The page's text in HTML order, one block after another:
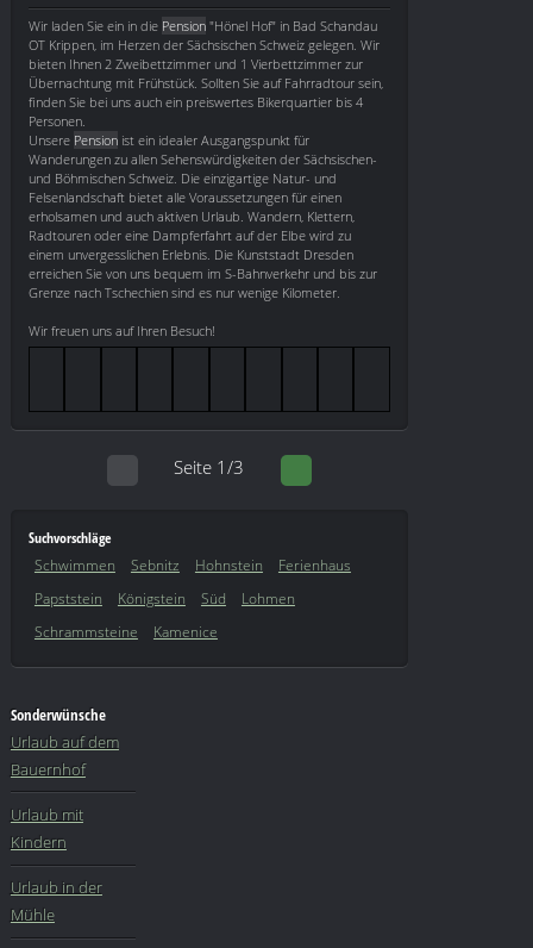
Wir laden Sie ein in die Pension"Hönel Hof" in Bad Schandau
OT Krippen, im Herzen der Sächsischen Schweiz gelegen. Wir
bieten Ihnen 2 Zweibettzimmer und 1 Vierbettzimmer zur
Übernachtung mit Frühstück. Sollten Sie auf Fahrradtour sein,
finden Sie bei uns auch ein preiswertes Bikerquartier bis 4
Personen.
Unsere Pensionist ein idealer Ausgangspunkt für
Wanderungen zu allen Sehenswürdigkeiten der Sächsischen-
und Böhmischen Schweiz. Die einzigartige Natur- und
Felsenlandschaft bietet alle Voraussetzungen für einen
erholsamen und auch aktiven Urlaub. Wandern, Klettern,
Radtouren oder eine Dampferfahrt auf der Elbe wird zu
einem unvergesslichen Erlebnis. Die Kunststadt Dresden
erreichen Sie von uns bequem im S-Bahnverkehr und bis zur
Grenze nach Tschechien sind es nur wenige Kilometer.
Wir freuen uns auf Ihren Besuch!
Seite 1/3
Suchvorschläge
Schwimmen
Sebnitz Hohnstein
Ferienhaus
Papststein
Königstein Süd
Lohmen
Schrammsteine
Kamenice
Sonderwünsche
Urlaub auf dem
Bauernhof
Urlaub mit
Kindern
Urlaub in der
Mühle